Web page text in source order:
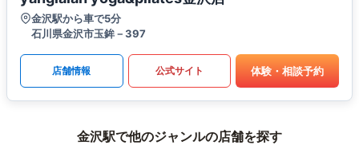
金沢駅から車で5分
石川県金沢市玉鉾－397
店舗情報 公式サイト 体験・相談予約
金沢駅で他のジャンルの店舗を探す